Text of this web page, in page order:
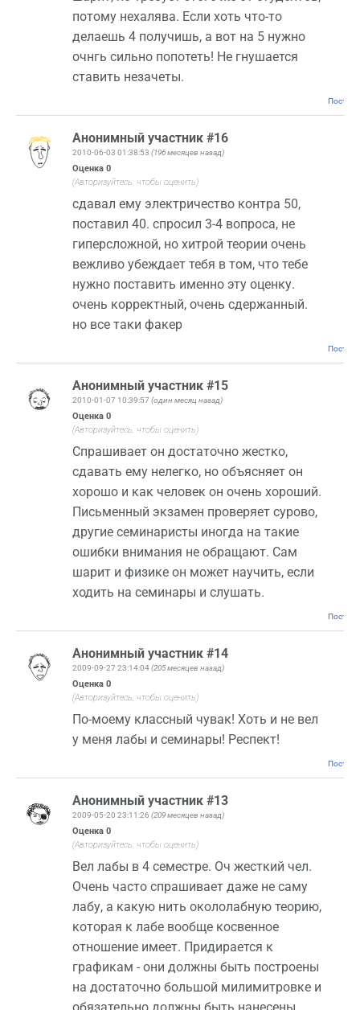
потому нехалява. Если хоть что-то
делаешь 4 получишь, а вот на 5 нужно
очнгь сильно попотеть! Не гнушается
ставить незачеты.
Анонимный участник #16
2010-06-03 01:38:53 (196 месяцев назад)
Оценка 0
(Авторизуйтесь, чтобы оценить)
сдавал ему электричество контра 50,
поставил 40. спросил 3-4 вопроса, не
гиперсложной, но хитрой теории очень
вежливо убеждает тебя в том, что тебе
нужно поставить именно эту оценку.
очень корректный, очень сдержанный.
но все таки факер
Анонимный участник #15
2010-01-07 10:39:57 (один месяц назад)
Оценка 0
(Авторизуйтесь, чтобы оценить)
Спрашивает он достаточно жестко,
сдавать ему нелегко, но объясняет он
хорошо и как человек он очень хороший.
Письменный экзамен проверяет сурово,
другие семинаристы иногда на такие
ошибки внимания не обращают. Сам
шарит и физике он может научить, если
ходить на семинары и слушать.
Анонимный участник #14
2009-09-27 23:14:04(205 месяцев назад)
Оценка 0
(Авторизуйтесь, чтобы оценить)
По-моему классный чувак! Хоть и не вел
у меня лабы и семинары! Респект!
Анонимный участник #13
2009-05-20 23:11:26 (209 месяцев назад)
Оценка 0
(Авторизуйтесь, чтобы оценить)
Вел лабы в 4 семестре. Оч жесткий чел.
Очень часто спрашивает даже не саму
лабу, а какую нить окололабную теорию,
которая к лабе вообще косвенное
отношение имеет. Придирается к
графикам - они должны быть построены
на достаточно большой милимитровке и
обязательно должны быть нанесены